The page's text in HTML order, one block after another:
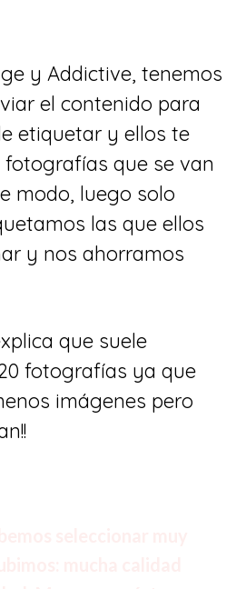
y Addictive, tenemos
el contenido para
etiquetar y ellos te
fotografías que se van
modo, luego solo
las que ellos
y nos ahorramos
que suele
fotografías ya que
imágenes pero